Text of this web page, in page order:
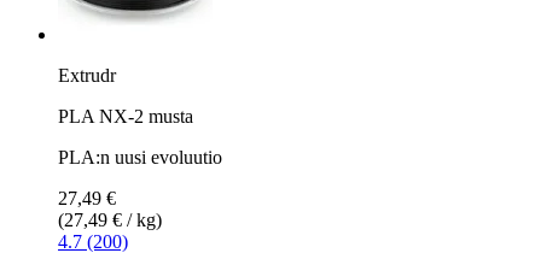
Extrudr
PLA NX-2 musta
PLA:n uusi evoluutio
27,49 €
(27,49 € / kg)
4.7 (200)